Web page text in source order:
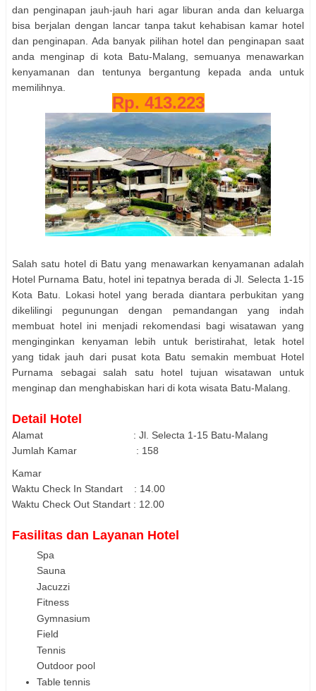
dan penginapan jauh-jauh hari agar liburan anda dan keluarga
bisa berjalan dengan lancar tanpa takut kehabisan kamar hotel
dan penginapan. Ada banyak pilihan hotel dan penginapan saat
anda menginap di kota Batu-Malang, semuanya menawarkan
kenyamanan dan tentunya bergantung kepada anda untuk
memilihnya.
Rp. 413.223
Salah satu hotel di Batu yang menawarkan kenyamanan adalah
Hotel Purnama Batu, hotel ini tepatnya berada di Jl. Selecta 1-15
Kota Batu. Lokasi hotel yang berada diantara perbukitan yang
dikelilingi pegunungan dengan pemandangan yang indah
membuat hotel ini menjadi rekomendasi bagi wisatawan yang
menginginkan kenyaman lebih untuk beristirahat, letak hotel
yang tidak jauh dari pusat kota Batu semakin membuat Hotel
Purnama sebagai salah satu hotel tujuan wisatawan untuk
menginap dan menghabiskan hari di kota wisata Batu-Malang.
Detail Hotel
Alamat : Jl. Selecta 1-15 Batu-Malang
Jumlah Kamar : 158
Kamar
Waktu Check In Standart : 14.00
Waktu Check Out Standart : 12.00
Fasilitas dan Layanan Hotel
Spa
Sauna
Jacuzzi
Fitness
Gymnasium
Field
Tennis
Outdoor pool
Table tennis